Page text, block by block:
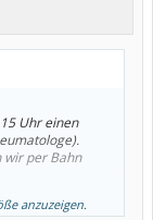
Uhr einen
wir per Bahn
und wie lange
anzuzeigen.